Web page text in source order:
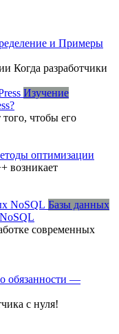
и Примеры
Когда разработчики
Изучение
чтобы его
оптимизации
возникает
Базы данных
современных
обязанности —
с нуля!